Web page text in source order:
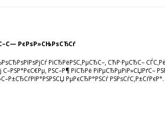
РєРѕР»СЊРѕСЂСѓ
РїСЂРёРЅС‚РµСЂС–, СЋР·РµСЂС–
С–РЅР°РєС€Рµ, РЅС–Р¶ РїСЂРё РїРµСЂРµРіР»СЏРґС–
РµРєСЂР°РЅСѓ РЅРѕСѓС‚Р±СѓРєР°.